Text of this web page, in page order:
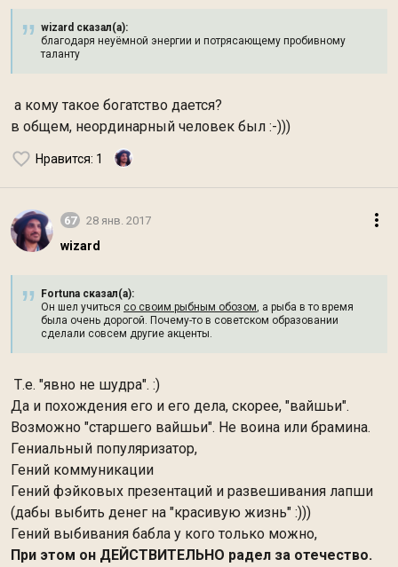
wizard сказал(а):
благодаря неуёмной энергии и потрясающему пробивному
таланту
а кому такое богатство дается?
в общем, неординарный человек был :-)))
Нравится: 1
67 28 янв. 2017
wizard
Fortuna сказал(а):
Он шел учиться со своим рыбным обозом, а рыба в то время
была очень дорогой. Почему-то в советском образовании
сделали совсем другие акценты.
Т.е. "явно не шудра". :)
Да и похождения его и его дела, скорее, "вайшьи".
Возможно "старшего вайшьи". Не воина или брамина.
Гениальный популяризатор,
Гений коммуникации
Гений фэйковых презентаций и развешивания лапши
(дабы выбить денег на "красивую жизнь" :)))
Гений выбивания бабла у кого только можно,
При этом он ДЕЙСТВИТЕЛЬНО радел за отечество.